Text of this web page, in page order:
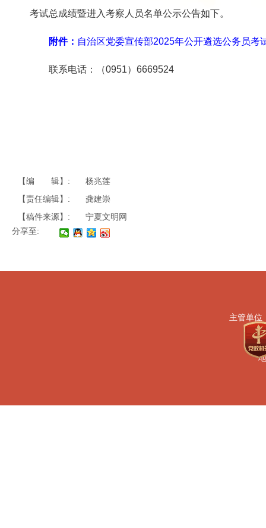
考试总成绩暨进入考察人员名单公示公告如下。
附件： 自治区党委宣传部2025年公开遴选公务员考
联系电话：（0951）6669524
【编 辑】:
杨兆莲
【责任编辑】:
龚建崇
【稿件来源】:
宁夏文明网
分享至:
主管单位